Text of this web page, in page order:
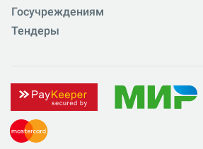
Госучреждениям
Тендеры